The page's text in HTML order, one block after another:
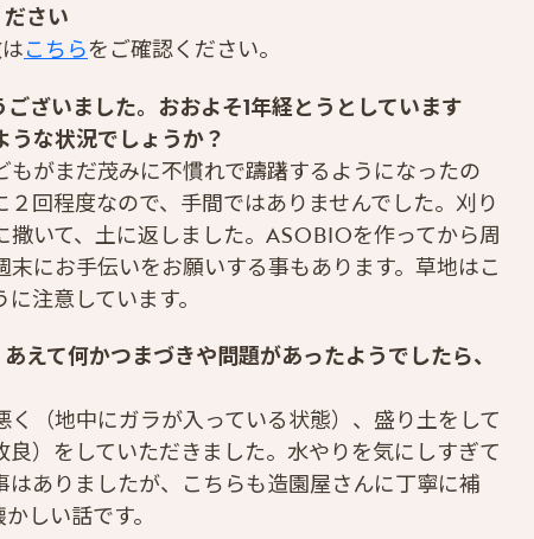
さい
こちらをご確認ください。
ざいました。おおよそ1年経とうとしています
な状況でしょうか？
がまだ茂みに不慣れで躊躇するようになったの
回程度なので、手間ではありませんでした。刈り
いて、土に返しました。ASOBIOを作ってから周
にお手伝いをお願いする事もあります。草地はこ
注意しています。
えて何かつまづきや問題があったようでしたら、
（地中にガラが入っている状態）、盛り土をして
）をしていただきました。水やりを気にしすぎて
ありましたが、こちらも造園屋さんに丁寧に補
しい話です。